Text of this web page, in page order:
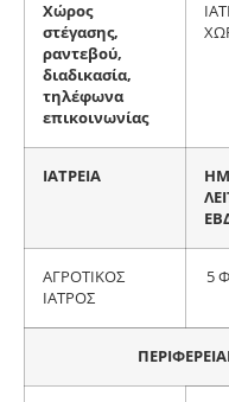
Χώρος
στέγασης,
ραντεβού,
διαδικασία,
τηλέφωνα
επικοινωνίας
ΙΑΤΡΕΙΑ
ΑΓΡΟΤΙΚΟΣ
ΙΑΤΡΟΣ
5